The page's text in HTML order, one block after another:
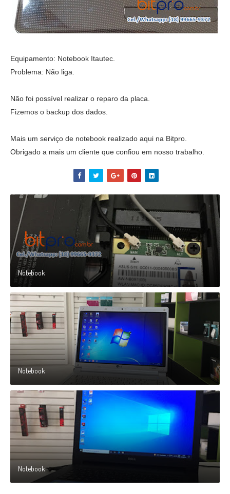
Equipamento: Notebook Itautec.
Problema: Não liga.
Não foi possível realizar o reparo da placa.
Fizemos o backup dos dados.
Mais um serviço de notebook realizado aqui na Bitpro.
Obrigado a mais um cliente que confiou em nosso trabalho.
Notebook
Notebook
Notebook